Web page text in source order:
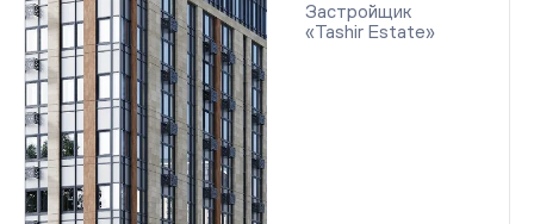
Застройщик
«Tashir Estate»